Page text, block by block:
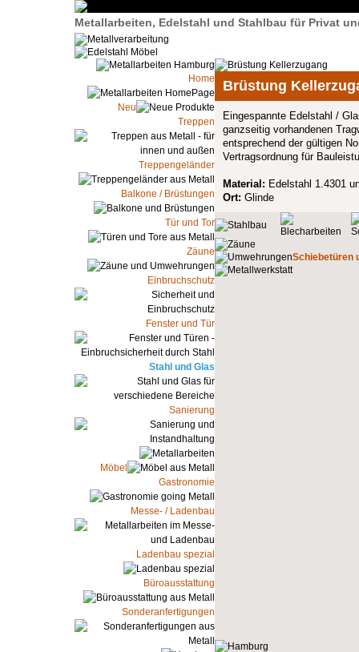
Metallarbeiten, Edelstahl und Stahlbau für Privat
Home
Neu
Treppen
Treppengeländer
Balkone / Brüstungen
Tür und Tor
Zäune
Einbruchschutz
Fenster und Tür
Stahl und Glas
Sanierung
Möbel
Gastronomie
Messe- / Ladenbau
Ladenbau spezial
Büroausstattung
Sonderanfertigungen
Brüstung
Eingespannte Edelstahl /
ganzseitig vorhandenen
entsprechend der gültigen
Vertragsordnung für
Material: Edelstahl 1.4301
Ort: Glinde
Schiebetüren